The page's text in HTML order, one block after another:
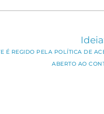
É REGIDO PELA POLÍTICA DE
ABERTO AO